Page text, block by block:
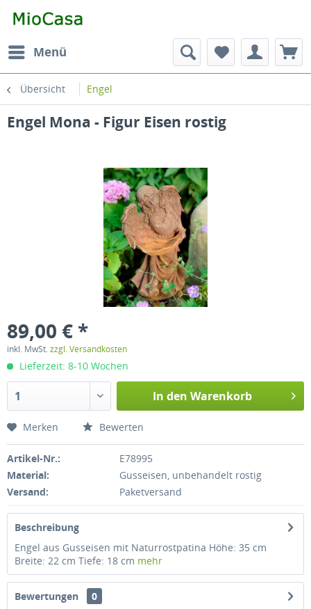
Menü
Übersicht Engel
Engel Mona - Figur Eisen rostig
89,00 € *
inkl. MwSt.zzgl. Versandkosten
Lieferzeit: 8-10 Wochen
In den Warenkorb
Merken Bewerten
Artikel-Nr.:
E78995
Material:
Gusseisen, unbehandelt rostig
Versand:
Paketversand
Beschreibung
Engel aus Gusseisen mit Naturrostpatina Höhe: 35 cm
Breite: 22 cm Tiefe: 18 cm mehr
Bewertungen
0